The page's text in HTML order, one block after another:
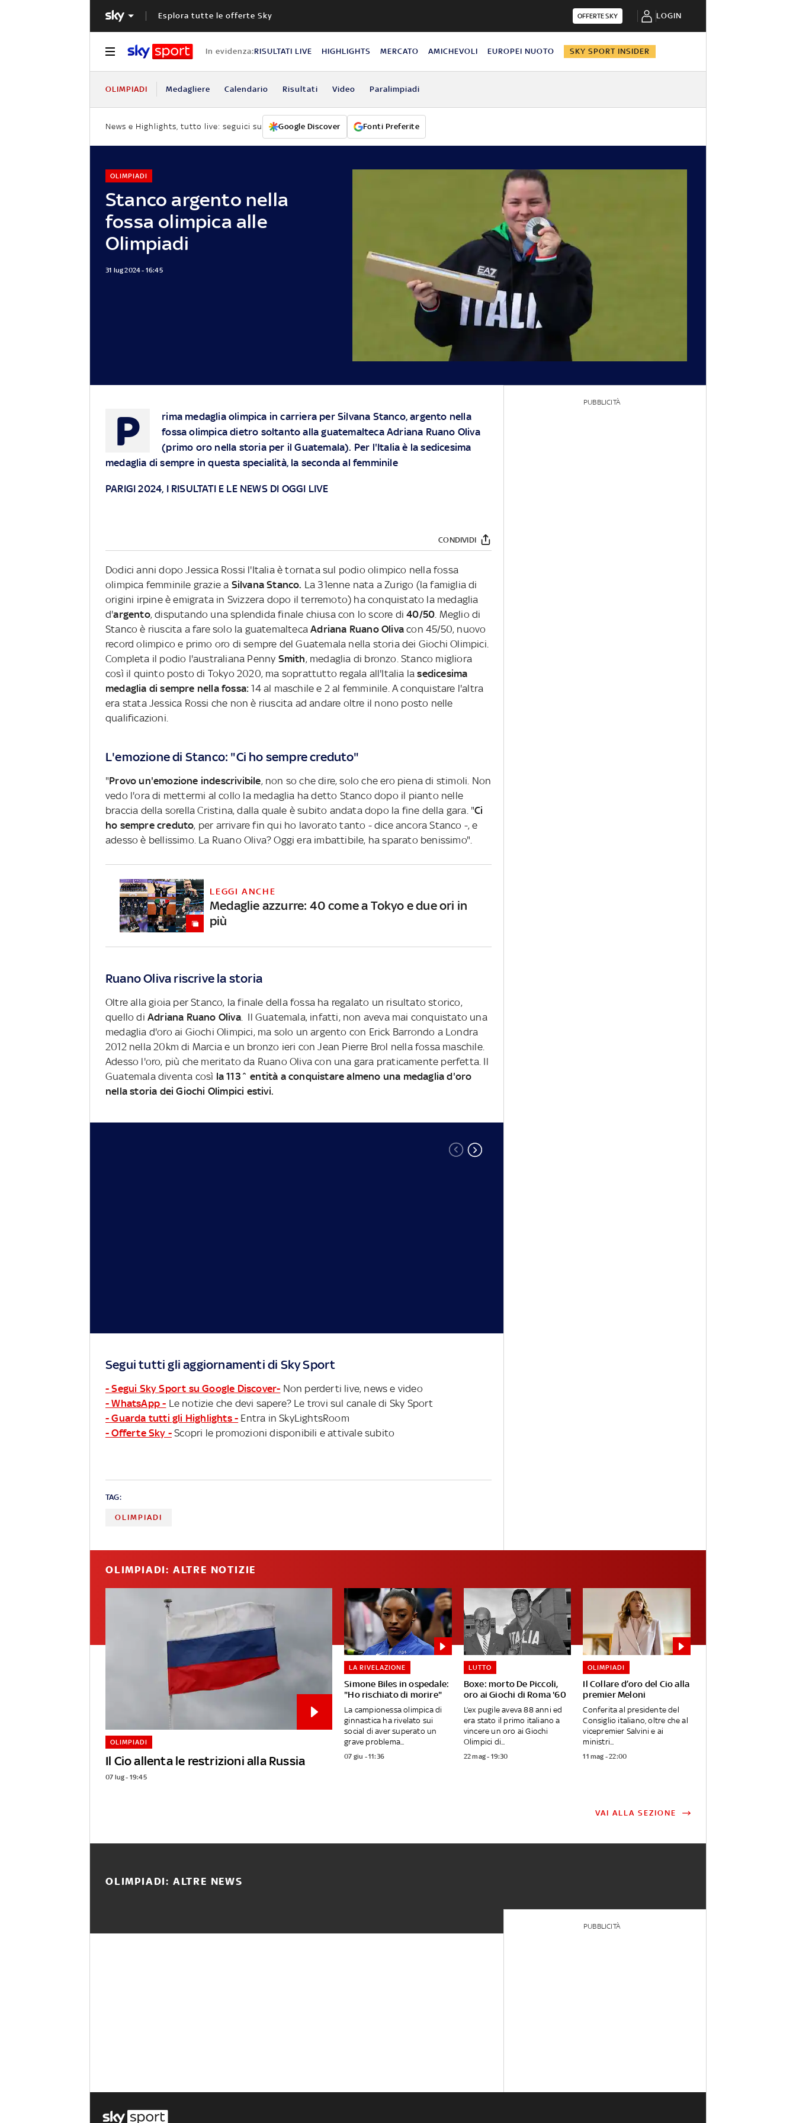
Esplora tutte le offerte Sky OFFERTE SKY LOGIN
In evidenza:RISULTATI LIVE HIGHLIGHTS MERCATO AMICHEVOLI EUROPEI NUOTO SKY SPORT INSIDER
OLIMPIADI Medagliere Calendario Risultati Video Paralimpiadi
News e Highlights, tutto live: seguici su Google Discover Fonti Preferite
Stanco argento nella
fossa olimpica alle
Olimpiadi
OLIMPIADI
31 lug 2024 - 16:45
P
rima medaglia olimpica in carriera per Silvana Stanco, argento nella
fossa olimpica dietro soltanto alla guatemalteca Adriana Ruano Oliva
(primo oro nella storia per il Guatemala). Per l'Italia è la sedicesima
medaglia di sempre in questa specialità, la seconda al femminile
PARIGI 2024, I RISULTATI E LE NEWS DI OGGI LIVE
CONDIVIDI
Dodici anni dopo Jessica Rossi l'Italia è tornata sul podio olimpico nella fossa
olimpica femminile grazie a Silvana Stanco. La 31enne nata a Zurigo (la famiglia di
origini irpine è emigrata in Svizzera dopo il terremoto) ha conquistato la medaglia
d'argento, disputando una splendida finale chiusa con lo score di40/50. Meglio di
Stanco è riuscita a fare solo la guatemaltecaAdriana Ruano Oliva con 45/50, nuovo
record olimpico e primo oro di sempre del Guatemala nella storia dei Giochi Olimpici.
Completa il podio l'australiana Penny Smith, medaglia di bronzo. Stanco migliora
così il quinto posto di Tokyo 2020, ma soprattutto regala all'Italia lasedicesima
medaglia di sempre nella fossa: 14 al maschile e 2 al femminile. A conquistare l'altra
era stata Jessica Rossi che non è riuscita ad andare oltre il nono posto nelle
qualificazioni.
L'emozione di Stanco: "Ci ho sempre creduto"
"Provo un'emozione indescrivibile, non so che dire, solo che ero piena di stimoli. Non
vedo l'ora di mettermi al collo la medaglia ha detto Stanco dopo il pianto nelle
braccia della sorella Cristina, dalla quale è subito andata dopo la fine della gara. "Ci
ho sempre creduto, per arrivare fin qui ho lavorato tanto - dice ancora Stanco -, e
adesso è bellissimo. La Ruano Oliva? Oggi era imbattibile, ha sparato benissimo".
LEGGI ANCHE
Medaglie azzurre: 40 come a Tokyo e due ori in
più
Ruano Oliva riscrive la storia
Oltre alla gioia per Stanco, la finale della fossa ha regalato un risultato storico,
quello di Adriana Ruano Oliva. Il Guatemala, infatti, non aveva mai conquistato una
medaglia d'oro ai Giochi Olimpici, ma solo un argento con Erick Barrondo a Londra
2012 nella 20km di Marcia e un bronzo ieri con Jean Pierre Brol nella fossa maschile.
Adesso l'oro, più che meritato da Ruano Oliva con una gara praticamente perfetta. Il
Guatemala diventa così la 113^ entità a conquistare almeno una medaglia d'oro
nella storia dei Giochi Olimpici estivi.
Segui tutti gli aggiornamenti di Sky Sport
- Segui Sky Sport su Google Discover- Non perderti live, news e video
- WhatsApp - Le notizie che devi sapere? Le trovi sul canale di Sky Sport
- Guarda tutti gli Highlights - Entra in SkyLightsRoom
- Offerte Sky - Scopri le promozioni disponibili e attivale subito
TAG:
OLIMPIADI
PUBBLICITÀ
OLIMPIADI: ALTRE NOTIZIE
Il Cio allenta le restrizioni alla Russia
OLIMPIADI
07 lug - 19:45
Simone Biles in ospedale:
"Ho rischiato di morire"
LA RIVELAZIONE
La campionessa olimpica di
ginnastica ha rivelato sui
social di aver superato un
grave problema...
07 giu - 11:36
Boxe: morto De Piccoli,
oro ai Giochi di Roma '60
LUTTO
L’ex pugile aveva 88 anni ed
era stato il primo italiano a
vincere un oro ai Giochi
Olimpici di...
22 mag - 19:30
Il Collare d’oro del Cio alla
premier Meloni
OLIMPIADI
Conferita al presidente del
Consiglio italiano, oltre che al
vicepremier Salvini e ai
ministri...
11 mag - 22:00
VAI ALLA SEZIONE
OLIMPIADI: ALTRE NEWS
PUBBLICITÀ